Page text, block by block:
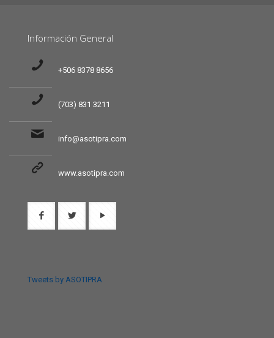
Información General
+506 8378 8656
(703) 831 3211
info@asotipra.com
www.asotipra.com
Tweets by ASOTIPRA